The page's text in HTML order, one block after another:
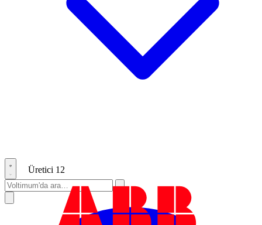
Üretici 12